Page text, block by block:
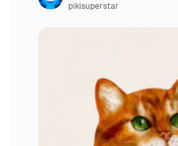
pikisuperstar